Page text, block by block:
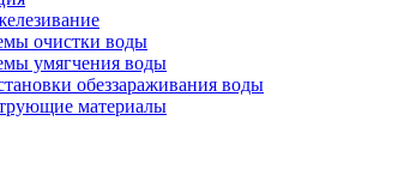
очистки воды
умягчения воды
обеззараживания воды
материалы